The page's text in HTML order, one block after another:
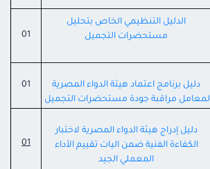
الدليل التنظيمي الخاص بتحليل
مستحضرات التجميل
01
دليل برنامج اعتماد هيئة الدواء المصرية
لمعامل مراقبة جودة مستحضرات التجميل
01
دليل إدراج هيئة الدواء المصرية لاختبار
الكفاءة الفنية ضمن اليات تقييم الأداء
المعملي الجيد
01